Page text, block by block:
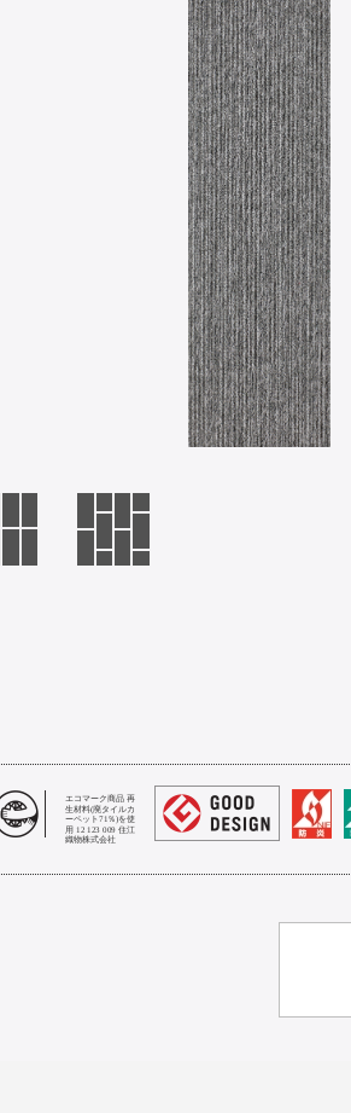
エコマーク商品 再
生材料(廃タイルカ
ーペット71％)を使
用 12 123 009 住江
織物株式会社